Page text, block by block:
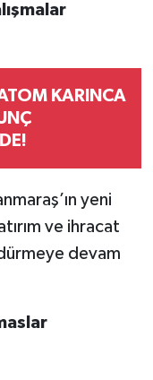
KARINCA
yeni
ve ihracat
devam